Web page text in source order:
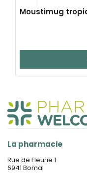
Moustimug
La pharmacie
Rue de Fleurie 1
6941 Bomal